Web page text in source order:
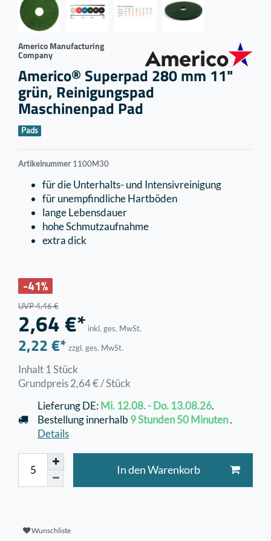
Americo Manufacturing
Company
Americo® Superpad 280 mm 11"
grün, Reinigungspad
Maschinenpad Pad
Pads
Artikelnummer1100M30
für die Unterhalts- und Intensivreinigung
für unempfindliche Hartböden
lange Lebensdauer
hohe Schmutzaufnahme
extra dick
-41%
UVP 4,46 €
2,64 €* inkl. ges. MwSt.
2,22 €* zzgl. ges. MwSt.
Inhalt 1Stück
Grundpreis2,64 € / Stück
Lieferung DE:Mi. 12.08. - Do. 13.08.26.
Bestellung innerhalb 9 Stunden50 Minuten.
Details
In den Warenkorb
Wunschliste